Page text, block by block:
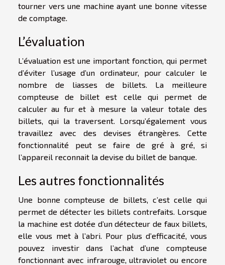
tourner vers une machine ayant une bonne vitesse
de comptage.
L’évaluation
L’évaluation est une important fonction, qui permet
d’éviter l’usage d’un ordinateur, pour calculer le
nombre de liasses de billets. La meilleure
compteuse de billet est celle qui permet de
calculer au fur et à mesure la valeur totale des
billets, qui la traversent. Lorsqu’également vous
travaillez avec des devises étrangères. Cette
fonctionnalité peut se faire de gré à gré, si
l’appareil reconnait la devise du billet de banque.
Les autres fonctionnalités
Une bonne compteuse de billets, c’est celle qui
permet de détecter les billets contrefaits. Lorsque
la machine est dotée d’un détecteur de faux billets,
elle vous met à l’abri. Pour plus d’efficacité, vous
pouvez investir dans l’achat d’une compteuse
fonctionnant avec infrarouge, ultraviolet ou encore